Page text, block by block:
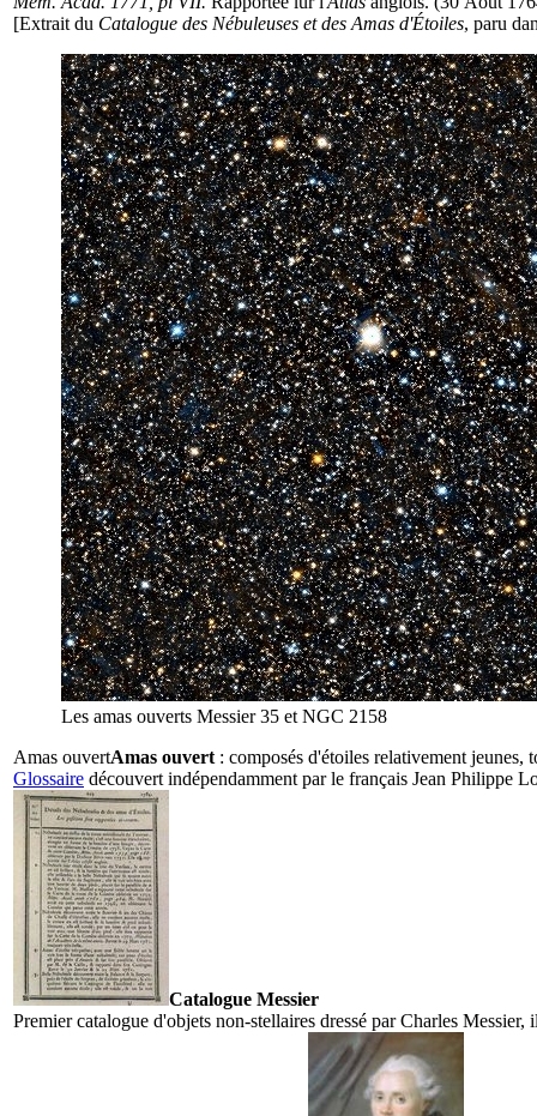
[Extrait du Catalogue des Nébuleuses et des Amas d'Étoiles, paru
Les amas ouverts Messier 35 et NGC 2158
Amas ouvertAmas ouvert : composés d'étoiles relativement jeunes,
Glossaire découvert indépendamment par le français Jean Philippe
Catalogue Messier
Premier catalogue d'objets non-stellaires dressé par Charles Messier,